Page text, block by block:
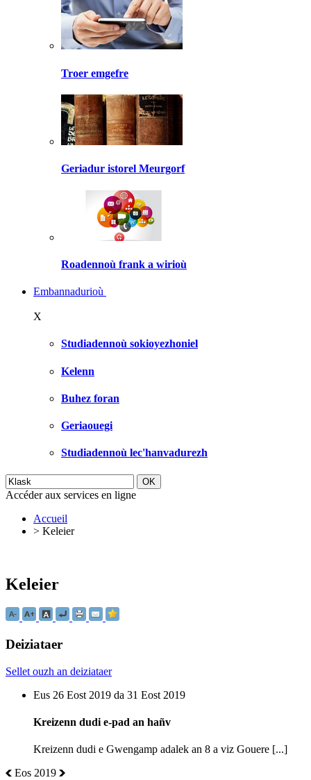
Troer emgefre
Geriadur istorel Meurgorf
Roadennoù frank a wirioù
Embannadurioù
X
Studiadennoù sokioyezhoniel
Kelenn
Buhez foran
Geriaouegi
Studiadennoù lec'hanvadurezh
Accéder aux services en ligne
Accueil
> Keleier
Keleier
Deiziataer
Sellet ouzh an deiziataer
Eus 26 Eost 2019 da 31 Eost 2019
Kreizenn dudi e-pad an hañv
Kreizenn dudi e Gwengamp adalek an 8 a viz Gouere [...]
Eos 2019